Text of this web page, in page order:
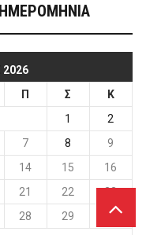
Π Σ
Κ
1
2
7 8
9
14 15
16
21 22
23
28 29
30